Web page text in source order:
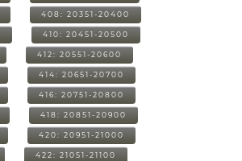
408: 20351-20400
410: 20451-20500
412: 20551-20600
414: 20651-20700
416: 20751-20800
418: 20851-20900
420: 20951-21000
422: 21051-21100